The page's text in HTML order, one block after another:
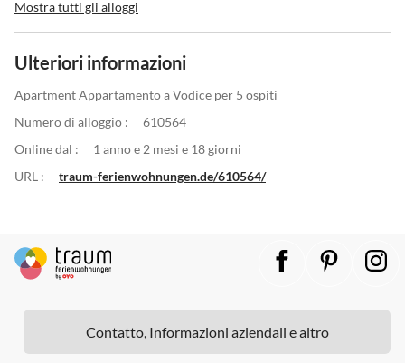
Mostra tutti gli alloggi
Ulteriori informazioni
Apartment Appartamento a Vodice per 5 ospiti
Numero di alloggio :
610564
Online dal :
1 anno e 2 mesi e 18 giorni
URL :
traum-ferienwohnungen.de/610564/
Contatto, Informazioni aziendali e altro